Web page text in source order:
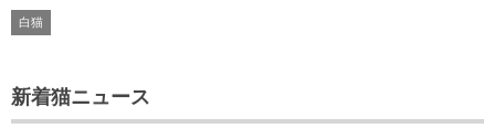
白猫
新着猫ニュース